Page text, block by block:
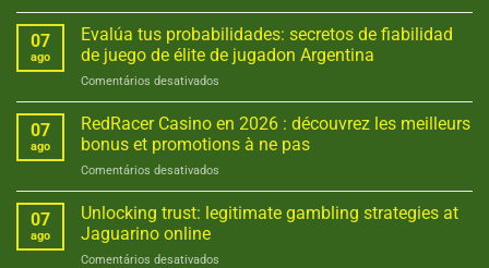
leven
for
every
player
A
legjobb
Magyar
Online
bónuszok
2026-
ban:
tudni?
07
ago
Evalúa tus probabilidades: secretos de fiabilidad
de juego de élite de jugadon Argentina
Comentários desativados
Evalúa
tus
probabilidades:
secretos
fiabilidad
de
07
ago
RedRacer Casino en 2026 : découvrez les meilleurs
bonus et promotions à ne pas
Comentários desativados
RedRacer
Casino
en
07
ago
Unlocking trust: legitimate gambling strategies at
Jaguarino online
Comentários desativados